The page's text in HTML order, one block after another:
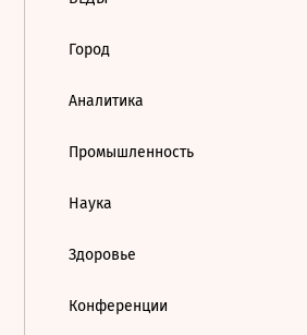
Город
Аналитика
Промышленность
Наука
Здоровье
Конференции